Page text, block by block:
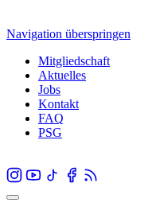
Navigation überspringen
Mitgliedschaft
Aktuelles
Jobs
Kontakt
FAQ
PSG